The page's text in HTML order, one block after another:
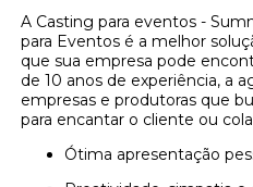
A Casting para eventos -
para Eventos é a melhor
que sua empresa pode
de 10 anos de experiência, a
empresas e produtoras que
para encantar o cliente ou
Ótima apresentação